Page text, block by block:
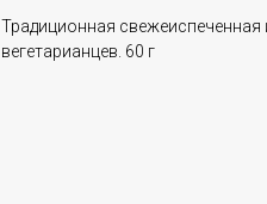
Традиционная свежеиспеченная
вегетарианцев. 60 г